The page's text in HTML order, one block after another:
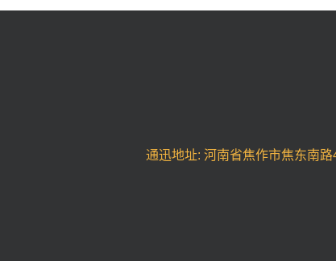
通迅地址: 河南省焦作市焦东南